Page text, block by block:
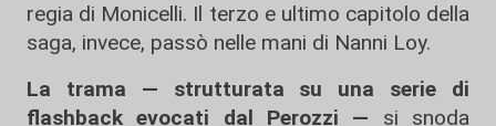
regia di Monicelli. Il terzo e ultimo capitolo della
saga, invece, passò nelle mani di Nanni Loy.
La trama — strutturata su una serie di
flashback evocati dal Perozzi — si snoda